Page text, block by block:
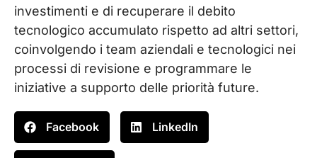
investimenti e di recuperare il debito
tecnologico accumulato rispetto ad altri settori,
coinvolgendo i team aziendali e tecnologici nei
processi di revisione e programmare le
iniziative a supporto delle priorità future.
Facebook LinkedIn